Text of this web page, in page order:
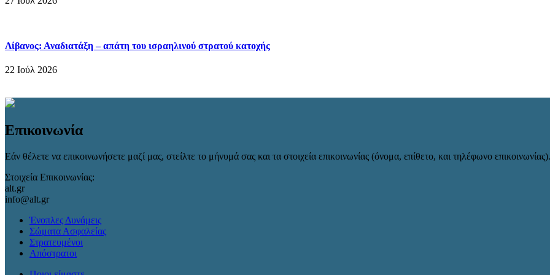
Λίβανος: Αναδιατάξη – απάτη του ισραηλινού στρατού κατοχής
22 Ιούλ 2026
Επικοινωνία
Εάν θέλετε να επικοινωνήσετε μαζί μας, στείλτε το μήνυμά σας και τα στοιχεία επικοινωνίας (όνομα, επίθετο, και τηλέφωνο επικοινωνίας).
Στοιχεία Επικοινωνίας:
alt.gr
info@alt.gr
Ένοπλες Δυνάμεις
Σώματα Ασφαλείας
Στρατευμένοι
Απόστρατοι